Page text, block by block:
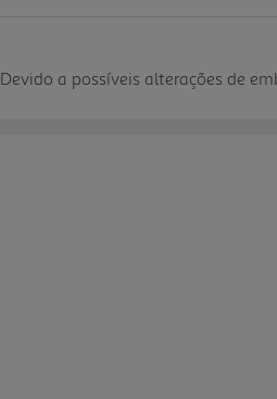
Devido a possíveis alterações de